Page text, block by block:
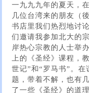
一九九九年的夏天，
几位台湾来的朋友（
书店里我们热烈地讨
们邀请我参加北大的
岸热心宗教的人士举
上的《圣经》课程，
世记”和“罗马书”。
题，带着不解，也有
了一些《圣经》的道